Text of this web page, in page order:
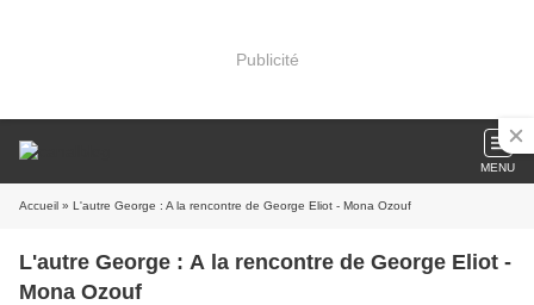
Publicité
MENU
Accueil » L'autre George : A la rencontre de George Eliot - Mona Ozouf
L'autre George : A la rencontre de George Eliot -
Mona Ozouf